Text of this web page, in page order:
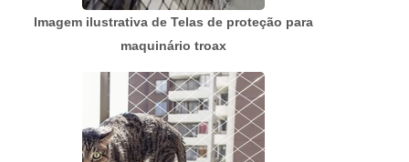
Imagem ilustrativa de Telas de proteção para
maquinário troax